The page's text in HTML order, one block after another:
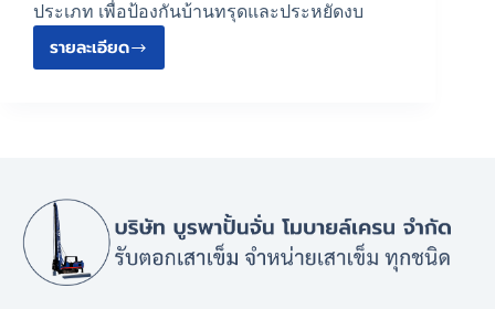
ประเภท เพื่อป้องกันบ้านทรุดและประหยัดงบ
รายละเอียด